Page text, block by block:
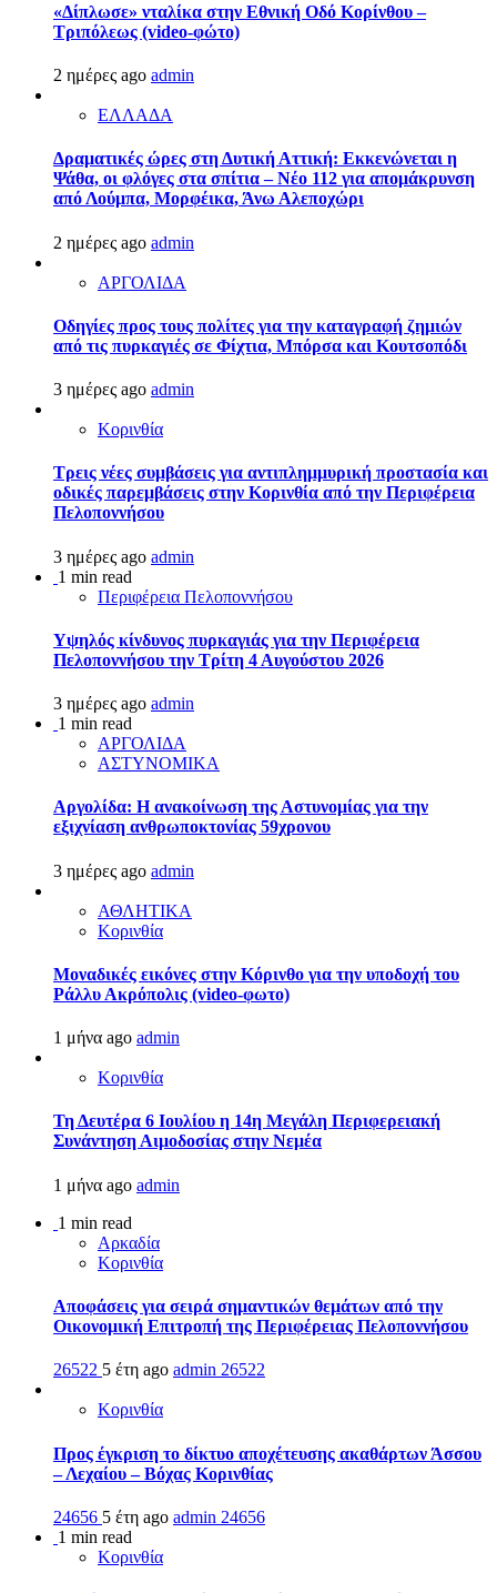
«Δίπλωσε» νταλίκα στην Εθνική Oδό Κορίνθου –
Τριπόλεως (video-φώτο)
2 ημέρες ago admin
ΕΛΛΑΔΑ
Δραματικές ώρες στη Δυτική Αττική: Εκκενώνεται η
Ψάθα, οι φλόγες στα σπίτια – Νέο 112 για απομάκρυνση
από Λούμπα, Μορφέικα, Άνω Αλεποχώρι
2 ημέρες ago admin
ΑΡΓΟΛΙΔΑ
Οδηγίες προς τους πολίτες για την καταγραφή ζημιών
από τις πυρκαγιές σε Φίχτια, Μπόρσα και Κουτσοπόδι
3 ημέρες ago admin
Κορινθία
Τρεις νέες συμβάσεις για αντιπλημμυρική προστασία και
οδικές παρεμβάσεις στην Κορινθία από την Περιφέρεια
Πελοποννήσου
3 ημέρες ago admin
1 min read
Περιφέρεια Πελοποννήσου
Υψηλός κίνδυνος πυρκαγιάς για την Περιφέρεια
Πελοποννήσου την Τρίτη 4 Αυγούστου 2026
3 ημέρες ago admin
1 min read
ΑΡΓΟΛΙΔΑ
ΑΣΤΥΝΟΜΙΚΑ
Αργολίδα: Η ανακοίνωση της Αστυνομίας για την
εξιχνίαση ανθρωποκτονίας 59χρονου
3 ημέρες ago admin
ΑΘΛΗΤΙΚΑ
Κορινθία
Μοναδικές εικόνες στην Κόρινθο για την υποδοχή του
Ράλλυ Ακρόπολις (video-φωτο)
1 μήνα ago admin
Κορινθία
Τη Δευτέρα 6 Ιουλίου η 14η Μεγάλη Περιφερειακή
Συνάντηση Αιμοδοσίας στην Νεμέα
1 μήνα ago admin
1 min read
Αρκαδία
Κορινθία
Αποφάσεις για σειρά σημαντικών θεμάτων από την
Οικονομική Επιτροπή της Περιφέρειας Πελοποννήσου
26522 5 έτη ago admin 26522
Κορινθία
Προς έγκριση το δίκτυο αποχέτευσης ακαθάρτων Άσσου
– Λεχαίου – Βόχας Κορινθίας
24656 5 έτη ago admin 24656
1 min read
Κορινθία